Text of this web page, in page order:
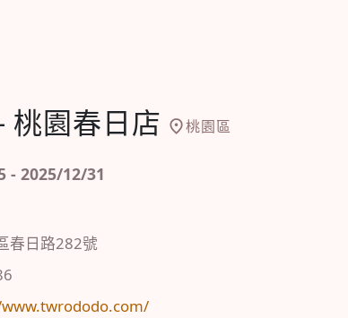
桃園春日店 桃園區
- 2025/12/31
春日路282號